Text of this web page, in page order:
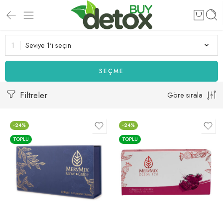
Seviye 1'i seçin
SEÇME
Filtreler Göre sırala
-24%
TOPLU
-24%
TOPLU